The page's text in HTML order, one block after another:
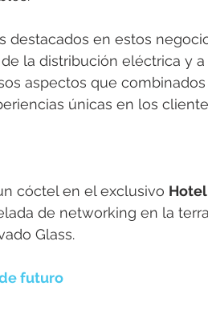
destacados en estos
la distribución eléctrica y
aspectos que
únicas en los
cóctel en el exclusivo
de networking en la
Glass.
futuro